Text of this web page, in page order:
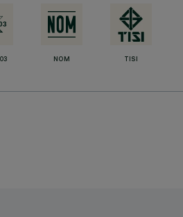
NOM TISI